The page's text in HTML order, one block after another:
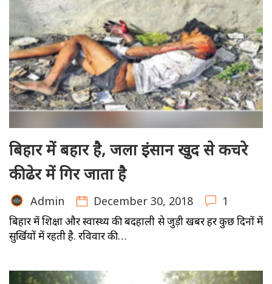
बिहार में बहार है, जला इंसान खुद से कचरे
की ढेर में गिर जाता है
Admin December 30, 2018 1
बिहार में शिक्षा और स्वास्थ्य की बदहाली से जुड़ी खबर हर कुछ दिनों में
सुर्खियों में रहती है. रविवार की…